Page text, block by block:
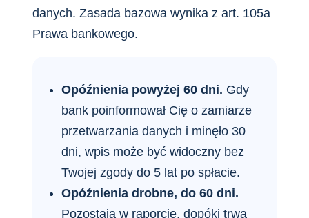
danych. Zasada bazowa wynika z art. 105a
Prawa bankowego.
Opóźnienia powyżej 60 dni. Gdy
bank poinformował Cię o zamiarze
przetwarzania danych i minęło 30
dni, wpis może być widoczny bez
Twojej zgody do 5 lat po spłacie.
Opóźnienia drobne, do 60 dni.
Pozostają w raporcie, dopóki trwa